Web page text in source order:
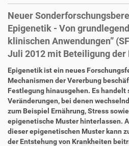
Neuer
Epigenetik - Von
klinischen Anwendungen”
Juli 2012 mit Beteiligung
D
i
r
e
k
t
z
u
A
r
t
i
k
e
l
a
Epigenetik ist ein neues
Mechanismen der Vererbung
Festlegung hinausgehen. Es handelt
Veränderungen, bei denen
zum Beispiel Ernährung, Stress
epigenetische Muster hinterlassen.
dieser epigenetischen Muster kann
der Entstehung von Krankheiten